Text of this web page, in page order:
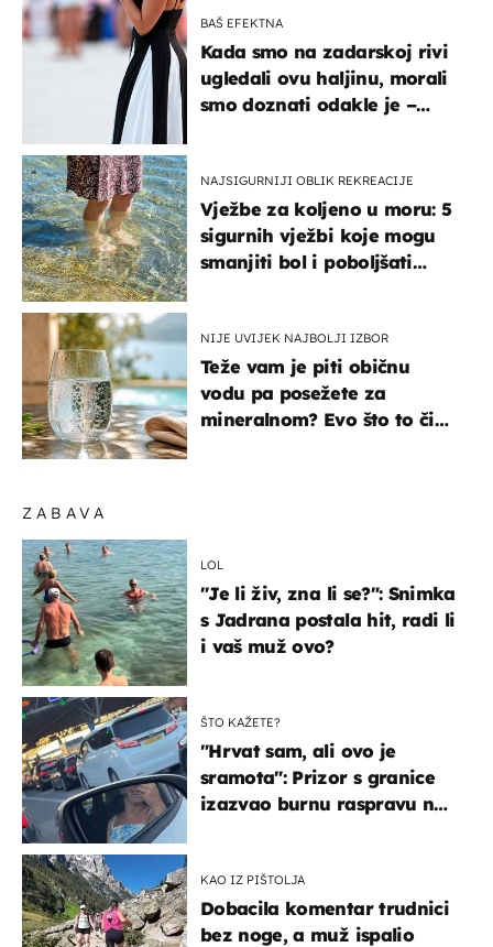
ZABAVA
LOL
"Je li živ, zna li se?": Snimka
s Jadrana postala hit, radi li
i vaš muž ovo?
ŠTO KAŽETE?
"Hrvat sam, ali ovo je
sramota": Prizor s granice
izazvao burnu raspravu na
KAO IZ PIŠTOLJA
Dobacila komentar trudnici
bez noge, a muž ispalio
BAŠ EFEKTNA
Kada smo na zadarskoj rivi
ugledali ovu haljinu, morali
smo doznati odakle je –
NAJSIGURNIJI OBLIK REKREACIJE
Vježbe za koljeno u moru: 5
sigurnih vježbi koje mogu
smanjiti bol i poboljšati
NIJE UVIJEK NAJBOLJI IZBOR
Teže vam je piti običnu
vodu pa posežete za
mineralnom? Evo što to čini